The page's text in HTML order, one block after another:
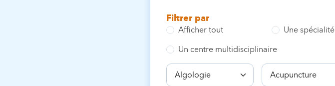
Filtrer par
Afficher tout Une spécialité
Un centre multidisciplinaire
Spécialité Compétence